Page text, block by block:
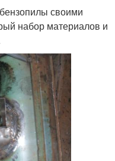
своими
набор материалов и